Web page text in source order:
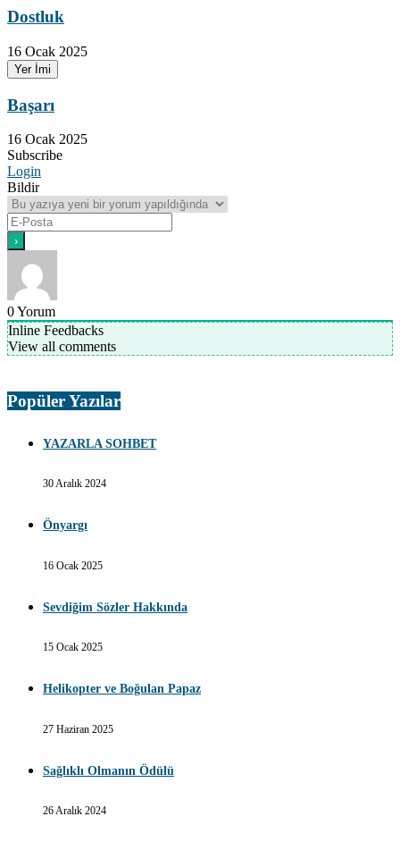
Dostluk
16 Ocak 2025
Yer İmi
Başarı
16 Ocak 2025
Subscribe
Login
Bildir
0Yorum
Inline Feedbacks
View all comments
Popüler Yazılar
YAZARLA SOHBET
30 Aralık 2024
Önyargı
16 Ocak 2025
Sevdiğim Sözler Hakkında
15 Ocak 2025
Helikopter ve Boğulan Papaz
27 Haziran 2025
Sağlıklı Olmanın Ödülü
26 Aralık 2024